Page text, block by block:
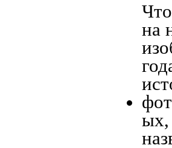
на
ых,